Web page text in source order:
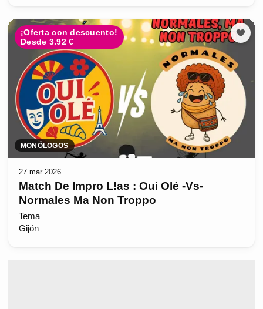
¡Oferta con descuento!
Desde 3.92 €
MONÓLOGOS
27 mar 2026
Match De Impro L!as : Oui Olé -Vs-
Normales Ma Non Troppo
Tema
Gijón